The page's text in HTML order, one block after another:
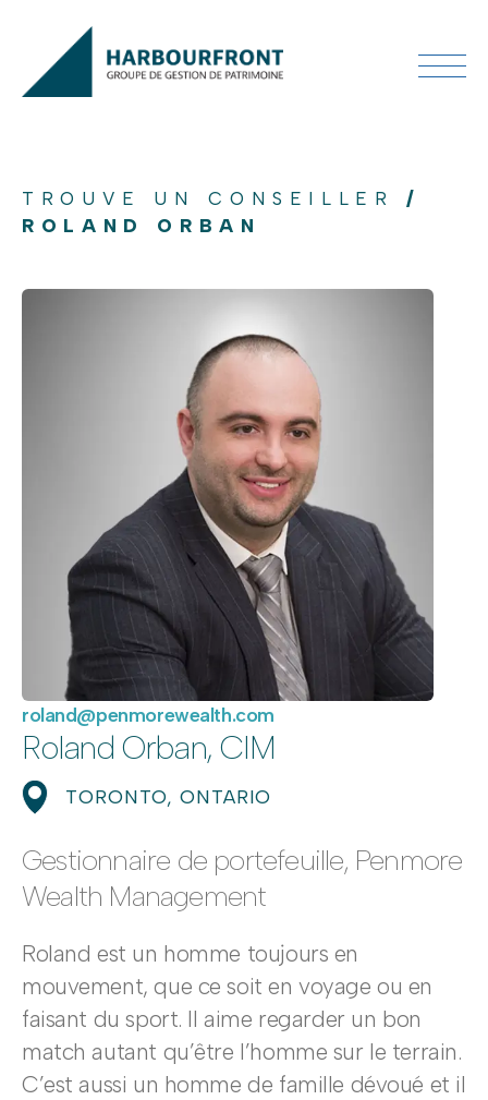
TROUVE UN CONSEILLER/
ROLAND ORBAN
roland@penmorewealth.com
Roland Orban, CIM
TORONTO, ONTARIO
Gestionnaire de portefeuille, Penmore
Wealth Management
Roland est un homme toujours en
mouvement, que ce soit en voyage ou en
faisant du sport. Il aime regarder un bon
match autant qu’être l’homme sur le terrain.
C’est aussi un homme de famille dévoué et il